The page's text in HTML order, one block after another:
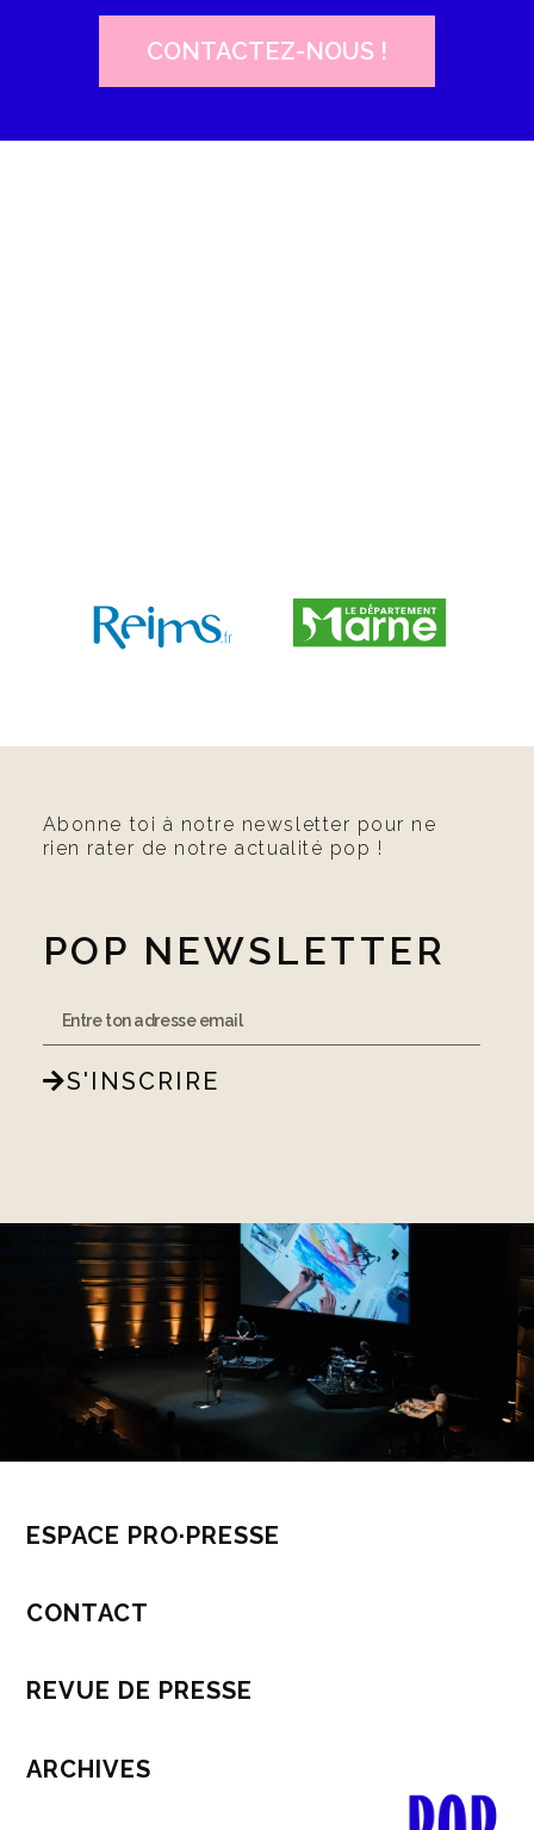
CONTACTEZ-NOUS !
Abonne toi à notre newsletter pour ne
rien rater de notre actualité pop !
POP NEWSLETTER
S'INSCRIRE
ESPACE PRO·PRESSE
CONTACT
REVUE DE PRESSE
ARCHIVES